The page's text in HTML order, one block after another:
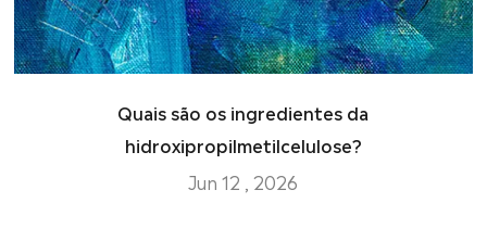
Quais são os ingredientes da
hidroxipropilmetilcelulose?
Jun 12 , 2026